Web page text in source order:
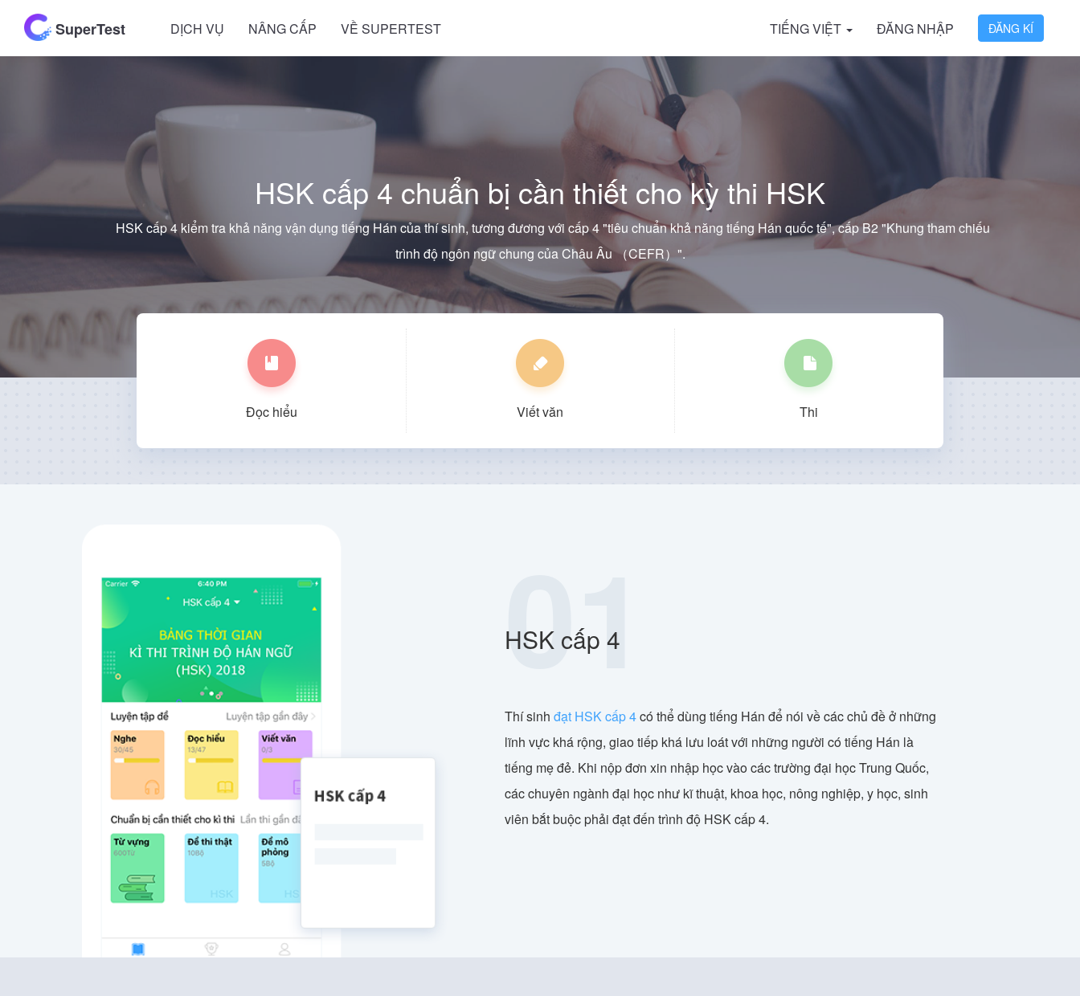
SuperTest DỊCH VỤ NÂNG CẤP VỀ SUPERTEST TIẾNG VIỆT ĐĂNG NHẬP ĐĂNG KÍ
HSK cấp 4 chuẩn bị cần thiết cho kỳ thi HSK
HSK cấp 4 kiểm tra khả năng vận dụng tiếng Hán của thí sinh, tương đương với cấp 4 "tiêu chuẩn khả năng tiếng Hán quốc tế", cấp B2 "Khung tham chiếu
trình độ ngôn ngữ chung của Châu Âu （CEFR）".
Đọc hiểu Viết văn Thi
01
HSK cấp 4
Thí sinh đạt HSK cấp 4có thể dùng tiếng Hán để nói về các chủ đề ở những
lĩnh vực khá rộng, giao tiếp khá lưu loát với những người có tiếng Hán là
tiếng mẹ đẻ. Khi nộp đơn xin nhập học vào các trường đại học Trung Quốc,
các chuyên ngành đại học như kĩ thuật, khoa học, nông nghiệp, y học, sinh
viên bắt buộc phải đạt đến trình độ HSK cấp 4.